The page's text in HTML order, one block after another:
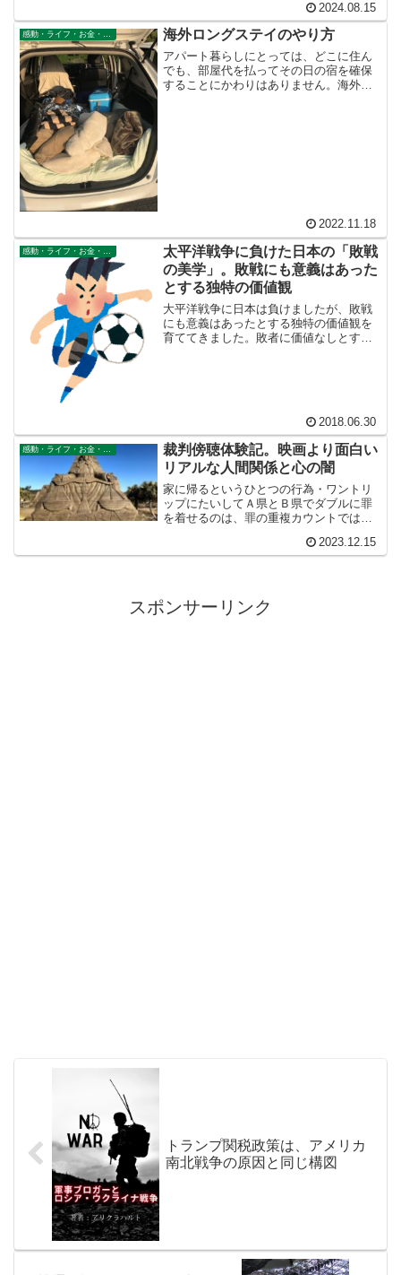
て、私たちは、準確定申告を提出しない
ことにしました。もっとも提出しろと言
われても無理なんですけどね。どう頑張
っても数字が埋められません。すくなく
とも脱税だけはしていないので、この理
論武装で準確定申告はしないことで通そ
2024.08.15
感動・ライフ・お金・仕事 海外ロングステイのやり方
アパート暮らしにとっては、どこに住ん
でも、部屋代を払ってその日の宿を確保
することにかわりはありません。海外ロ
2022.11.18
太平洋戦争に負けた日本の「敗戦
の美学」。敗戦にも意義はあった
とする独特の価値観
大平洋戦争に日本は負けましたが、敗戦
にも意義はあったとする独特の価値観を
育ててきました。敗者に価値なしとする
か。こういうカタチのエールを、日本代
表におくりたいと私は思っています。
2018.06.30
裁判傍聴体験記。映画より面白い
リアルな人間関係と心の闇
家に帰るというひとつの行為・ワントリ
ップにたいしてＡ県とＢ県でダブルに罪
を着せるのは、罪の重複カウントではな
きせられて、普通なら懲役1２年で済むと
ころを２倍の懲役24年を求刑されたらど
2023.12.15
スポンサーリンク
トランプ関税政策は、アメリカ
南北戦争の原因と同じ構図